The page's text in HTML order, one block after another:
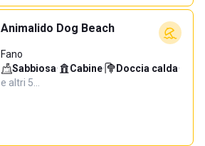
Animalido Dog Beach
Fano
Sabbiosa· Cabine· Doccia calda·
e altri 5…